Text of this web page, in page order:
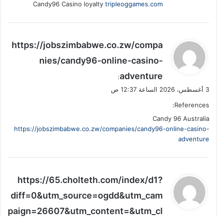
Candy96 Casino loyalty tripleoggames.com
ي
ل
https://jobszimbabwe.co.zw/compa
nies/candy96-online-casino-
adventure
:
3 أغسطس، 2026 الساعة 12:37 ص
References:
Candy 96 Australia
https://jobszimbabwe.co.zw/companies/candy96-online-casino-
adventure
ي
و
ل
https://65.cholteth.com/index/d1?
diff=0&utm_source=ogdd&utm_cam
paign=26607&utm_content=&utm_cl